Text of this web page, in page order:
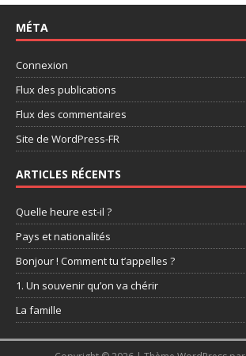
MÉTA
Connexion
Flux des publications
Flux des commentaires
Site de WordPress-FR
ARTICLES RÉCENTS
Quelle heure est-il ?
Pays et nationalités
Bonjour ! Comment tu t’appelles ?
1. Un souvenir qu’on va chérir
La famille